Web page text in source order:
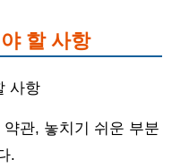
할 사항
사항
관, 놓치기 쉬운 부분
.